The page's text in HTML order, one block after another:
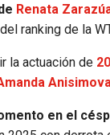
Renata
ranking de la
la actuación de
en el